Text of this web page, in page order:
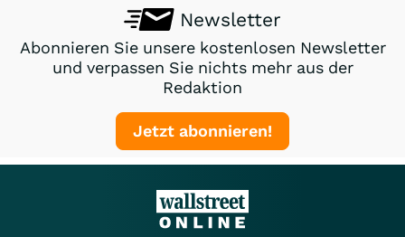
Newsletter
Abonnieren Sie unsere kostenlosen Newsletter
und verpassen Sie nichts mehr aus der
Redaktion
Jetzt abonnieren!